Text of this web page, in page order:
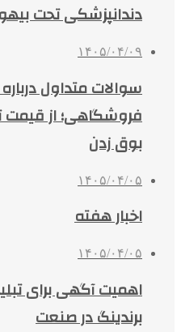
دندانپزشکی تحت
۱۴۰۵/۰۴/۰۹
سوالات متداول
فروشگاهی؛ از
بوق زدن
۱۴۰۵/۰۴/۰۵
اخبار هفته
۱۴۰۵/۰۴/۰۵
اهمیت آگهی برای
برندینگ در صنعت